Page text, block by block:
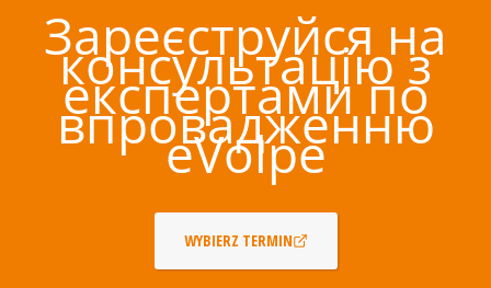
Зареєструйся на
консультацію з
експертами по
впровадженню
eVolpe
WYBIERZ TERMIN